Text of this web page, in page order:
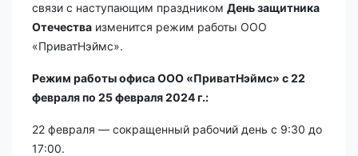
связи с наступающим праздником День защитника
Отечества изменится режим работы ООО
«ПриватНэймс».
Режим работы офиса ООО «ПриватНэймс» с 22
февраля по 25 февраля 2024 г.:
22 февраля — сокращенный рабочий день с 9:30 до
17:00.